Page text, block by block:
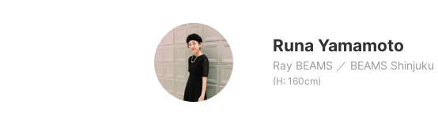
Runa Yamamoto
Ray BEAMS BEAMS Shinjuku
(H: 160cm)